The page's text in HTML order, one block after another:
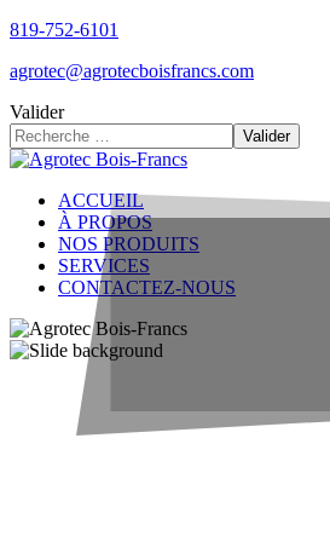
819-752-6101
agrotec@agrotecboisfrancs.com
Valider
Valider
ACCUEIL
À PROPOS
NOS PRODUITS
SERVICES
CONTACTEZ-NOUS